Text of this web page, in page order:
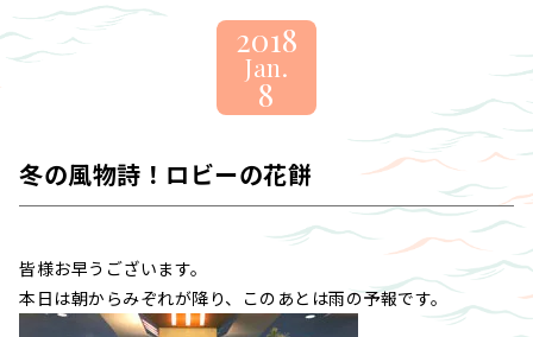
2018
Jan.
8
冬の風物詩！ロビーの花餅
皆様お早うございます。
本日は朝からみぞれが降り、このあとは雨の予報です。